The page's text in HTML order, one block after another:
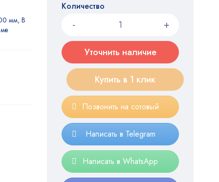
мм, В
Количество
Уточнить наличие
Купить в 1 клик
Позвонить на сотовый
Написать в Telegram
Написать в WhatsApp